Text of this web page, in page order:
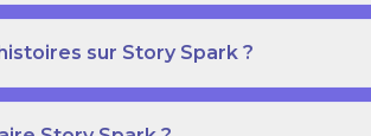
sur Story Spark ?